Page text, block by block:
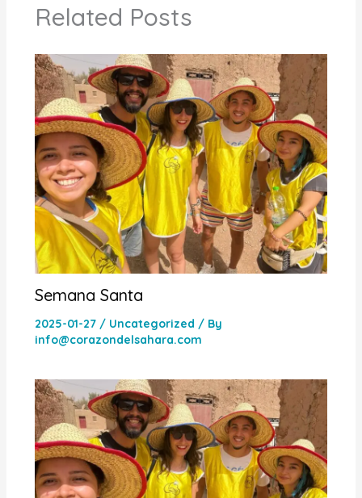
Related Posts
Semana Santa
2025-01-27 / Uncategorized / By
info@corazondelsahara.com